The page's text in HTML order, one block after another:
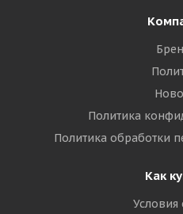
Политика
Политика обработки
Как
Условия